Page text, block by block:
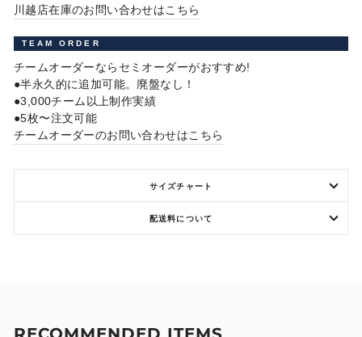
川越店在庫のお問い合わせはこちら
TEAM ORDER
チームオーダーならセミオーダーがおすすめ!
●半永久的に追加可能。廃盤なし！
●3,000チーム以上制作実績
●5枚〜注文可能
チームオーダーのお問い合わせはこちら
サイズチャート
配送料について